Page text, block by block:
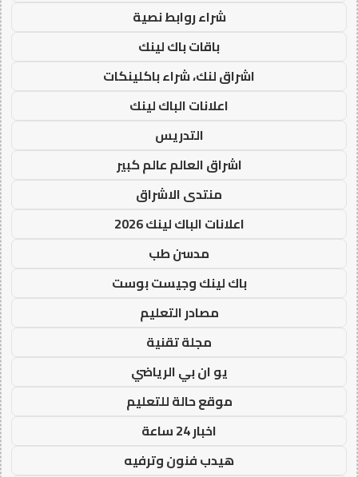
شراء روابط نصية
باقات باك لينك
اشراق لنك، شراء باكلينكات
اعلانات الباك لينك
التدريس
اشراق العالم عالم كبير
منتدى الاشراق
اعلانات الباك لينك 2026
مدسن طب
باك لينك وجيست بوست
مصادر التعليم
مجلة تقنية
يو ان بي الرياضي
موقع حالة للتعليم
اخبار 24 ساعة
هيدب فنون وترفيه